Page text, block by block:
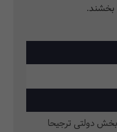
بخشند.
دولتی ترجیحا